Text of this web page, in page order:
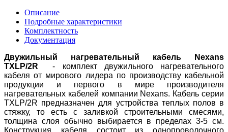
Описание
Подробные характеристики
Комплектность
Документация
Двужильный нагревательный кабель Nexans
TXLP/2R- комплект двужильного нагревательного
кабеля от мирового лидера по производству кабельной
продукции и первого в мире производителя
нагревательных кабелей компании Nexans. Кабель серии
TXLP/2R предназначен для устройства теплых полов в
стяжку, то есть с заливкой строительными смесями,
толщина слоя обычно выбирается в пределах 3-5 см.
Конструкция кабеля состоит из однопроволочного